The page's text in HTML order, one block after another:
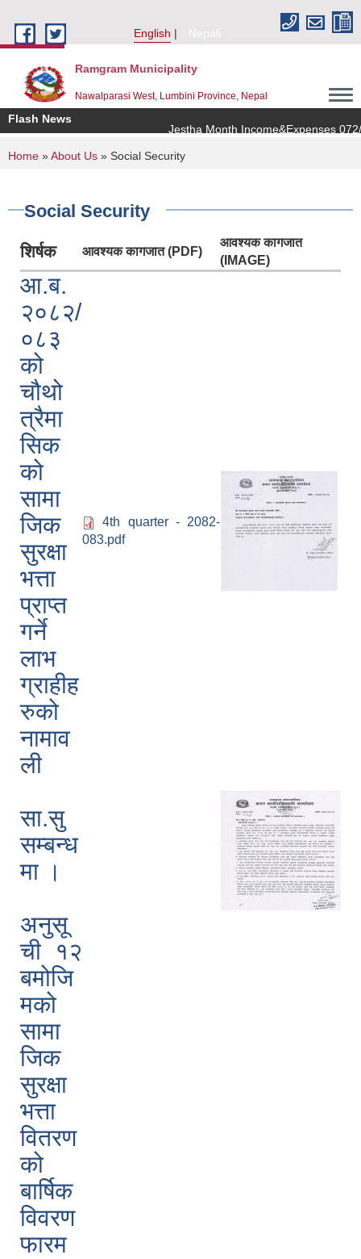
English
Nepali
Ramgram Municipality
Nawalparasi West, Lumbini Province, Nepal
Flash News
Jestha Month Income&Expenses 072/
You are here
Home »About Us » Social Security
Social Security
शिर्षक आवश्यक कागजात (PDF)
आवश्यक कागजात
(IMAGE)
आ.ब.
२०८२/
०८३
को
चौथो
त्रैमा
सिक
को
सामा
जिक
सुरक्षा
भत्ता
प्राप्त
गर्ने
लाभ
ग्राहीह
रुको
नामाव
ली
4th quarter - 2082-
083.pdf
सा.सु
सम्बन्ध
मा ।
अनुसू
ची १२
बमोजि
मको
सामा
जिक
सुरक्षा
भत्ता
वितरण
को
बार्षिक
विवरण
फारम